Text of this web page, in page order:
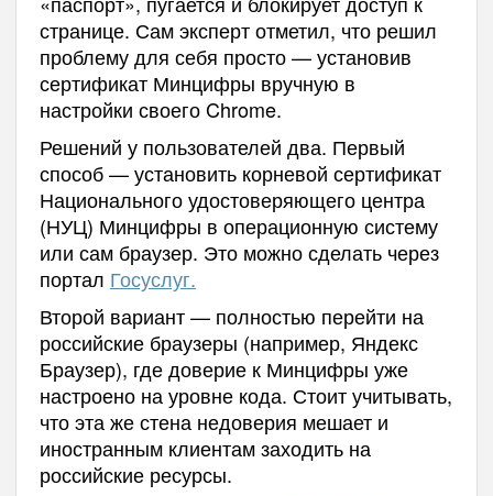
странице. Сам эксперт отметил, что решил
проблему для себя просто — установив
сертификат Минцифры вручную в
настройки своего Chrome.
Решений у пользователей два. Первый
способ — установить корневой сертификат
Национального удостоверяющего центра
(НУЦ) Минцифры в операционную систему
или сам браузер. Это можно сделать через
портал Госуслуг.
Второй вариант — полностью перейти на
российские браузеры (например, Яндекс
Браузер), где доверие к Минцифры уже
настроено на уровне кода. Стоит учитывать,
что эта же стена недоверия мешает и
иностранным клиентам заходить на
российские ресурсы.